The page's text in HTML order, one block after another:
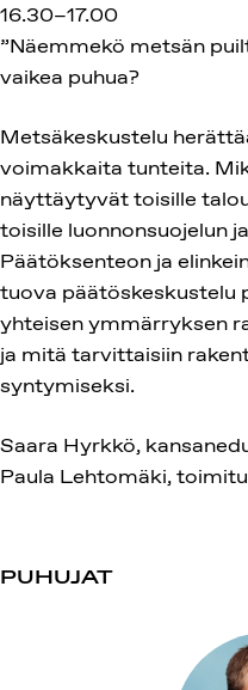
16.30–17.00
”Näemmekö metsän
vaikea puhua?
Metsäkeskustelu
voimakkaita tunteita.
näyttäytyvät toisille
toisille luonnonsuojelun
Päätöksenteon ja
tuova päätöskeskustelu
yhteisen ymmärryksen
ja mitä tarvittaisiin
syntymiseksi.
Saara Hyrkkö,
Paula Lehtomäki,
PUHUJAT